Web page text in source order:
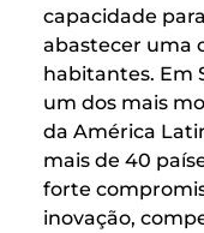
capacidade
abastecer uma
habitantes. Em
um dos mais
da América
mais de 40
forte
inovação,